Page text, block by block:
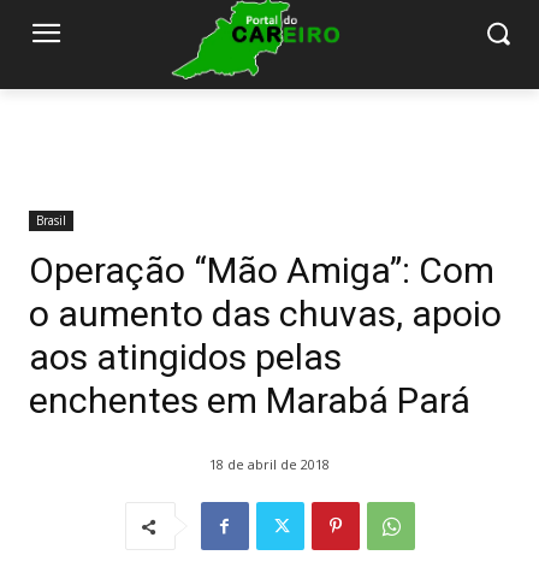
Brasil
Operação “Mão Amiga”: Com
o aumento das chuvas, apoio
aos atingidos pelas
enchentes em Marabá Pará
18 de abril de 2018